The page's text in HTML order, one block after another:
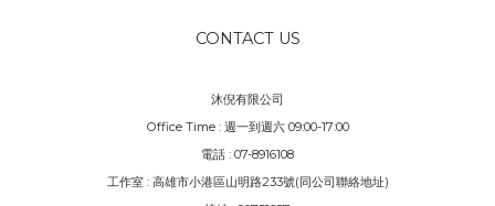
CONTACT US
沐倪有限公司
Office Time : 週一到週六 09:00-17:00
電話 : 07-8916108
工作室 : 高雄市小港區山明路233號(同公司聯絡地址)